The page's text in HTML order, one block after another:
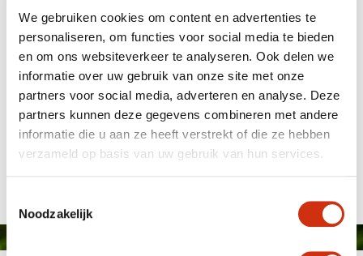
We gebruiken cookies om content en advertenties te
personaliseren, om functies voor social media te bieden
en om ons websiteverkeer te analyseren. Ook delen we
informatie over uw gebruik van onze site met onze
partners voor social media, adverteren en analyse. Deze
partners kunnen deze gegevens combineren met andere
informatie die u aan ze heeft verstrekt of die ze hebben
verzameld op basis van uw gebruik van hun services.
Noodzakelijk
Published on: 12 December 2024